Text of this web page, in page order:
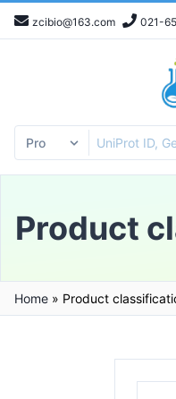
zcibio@163.com 021-
Product
Home » Product